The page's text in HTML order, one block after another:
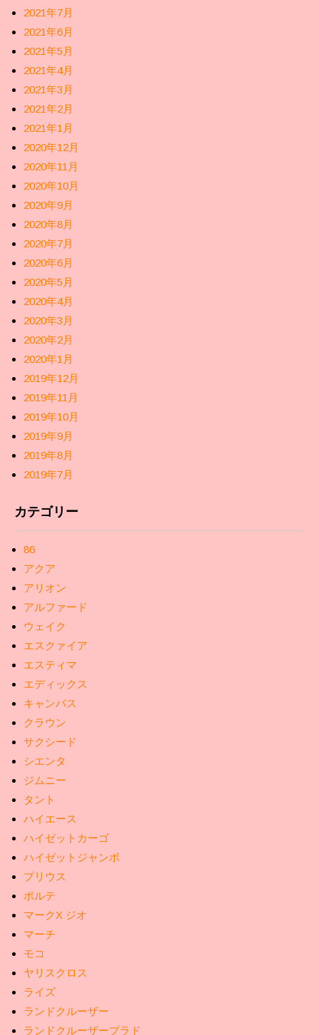
2021年7月
2021年6月
2021年5月
2021年4月
2021年3月
2021年2月
2021年1月
2020年12月
2020年11月
2020年10月
2020年9月
2020年8月
2020年7月
2020年6月
2020年5月
2020年4月
2020年3月
2020年2月
2020年1月
2019年12月
2019年11月
2019年10月
2019年9月
2019年8月
2019年7月
カテゴリー
86
アクア
アリオン
アルファード
ウェイク
エスクァイア
エスティマ
エディックス
キャンバス
クラウン
サクシード
シエンタ
ジムニー
タント
ハイエース
ハイゼットカーゴ
ハイゼットジャンボ
プリウス
ポルテ
マークX ジオ
マーチ
モコ
ヤリスクロス
ライズ
ランドクルーザー
ランドクルーザープラド